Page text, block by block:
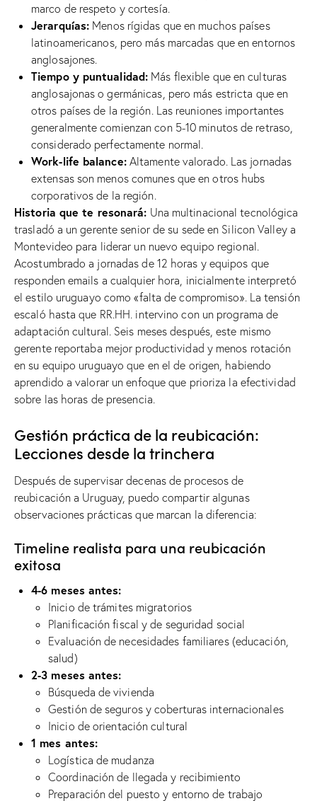
marco de respeto y cortesía.
Jerarquías: Menos rígidas que en muchos países
latinoamericanos, pero más marcadas que en entornos
anglosajones.
Tiempo y puntualidad: Más flexible que en culturas
anglosajonas o germánicas, pero más estricta que en
otros países de la región. Las reuniones importantes
generalmente comienzan con 5-10 minutos de retraso,
considerado perfectamente normal.
Work-life balance:Altamente valorado. Las jornadas
extensas son menos comunes que en otros hubs
corporativos de la región.
Historia que te resonará: Una multinacional tecnológica
trasladó a un gerente senior de su sede en Silicon Valley a
Montevideo para liderar un nuevo equipo regional.
Acostumbrado a jornadas de 12 horas y equipos que
responden emails a cualquier hora, inicialmente interpretó
el estilo uruguayo como «falta de compromiso». La tensión
escaló hasta que RR.HH. intervino con un programa de
adaptación cultural. Seis meses después, este mismo
gerente reportaba mejor productividad y menos rotación
en su equipo uruguayo que en el de origen, habiendo
aprendido a valorar un enfoque que prioriza la efectividad
sobre las horas de presencia.
Gestión práctica de la reubicación:
Lecciones desde la trinchera
Después de supervisar decenas de procesos de
reubicación a Uruguay, puedo compartir algunas
observaciones prácticas que marcan la diferencia:
Timeline realista para una reubicación
exitosa
4-6 meses antes:
Inicio de trámites migratorios
Planificación fiscal y de seguridad social
Evaluación de necesidades familiares (educación,
salud)
2-3 meses antes:
Búsqueda de vivienda
Gestión de seguros y coberturas internacionales
Inicio de orientación cultural
1 mes antes:
Logística de mudanza
Coordinación de llegada y recibimiento
Preparación del puesto y entorno de trabajo